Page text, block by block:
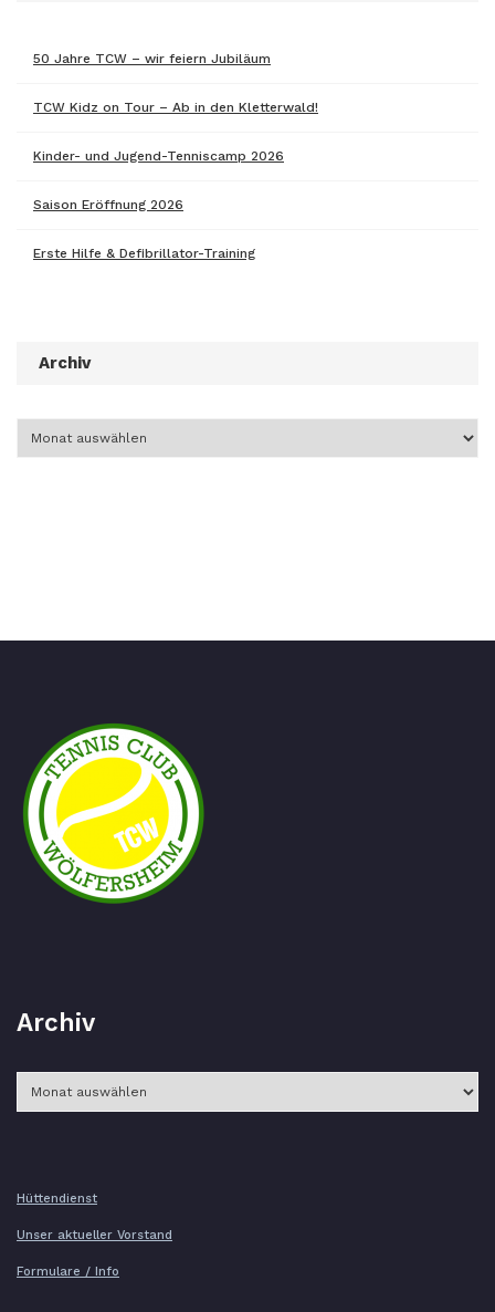
50 Jahre TCW – wir feiern Jubiläum
TCW Kidz on Tour – Ab in den Kletterwald!
Kinder- und Jugend-Tenniscamp 2026
Saison Eröffnung 2026
Erste Hilfe & Defibrillator-Training
Archiv
Archiv
Hüttendienst
Unser aktueller Vorstand
Formulare / Info